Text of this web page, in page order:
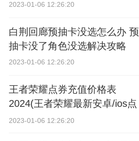
2023-01-06 12:26:20
白荆回廊预抽卡没选怎么办 预
抽卡没了角色没选解决攻略
2023-01-06 12:26:20
王者荣耀点券充值价格表
2024(王者荣耀最新安卓/ios点
券充值价格表一览)
2023-01-06 12:26:20